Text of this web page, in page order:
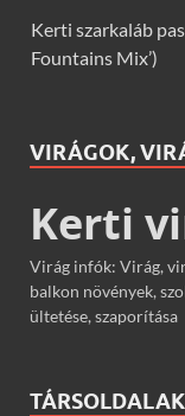
Kerti szarkaláb
Fountains Mix’)
VIRÁGOK,
Kerti
Virág infók: Virág,
balkon növények,
ültetése, szaporítása
TÁRSOLDALAK